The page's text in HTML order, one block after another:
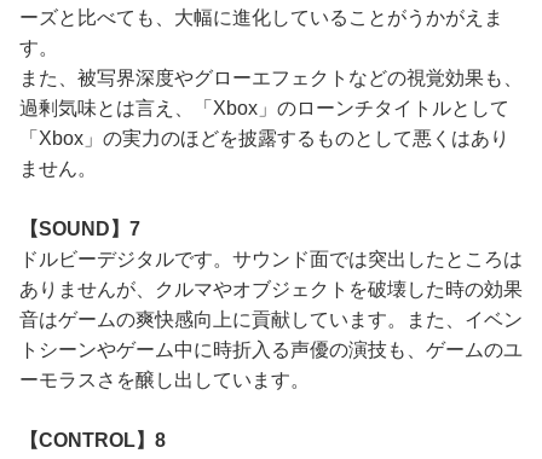
ーズと比べても、大幅に進化していることがうかがえま
す。
また、被写界深度やグローエフェクトなどの視覚効果も、
過剰気味とは言え、「Xbox」のローンチタイトルとして
「Xbox」の実力のほどを披露するものとして悪くはあり
ません。
【SOUND】7
ドルビーデジタルです。サウンド面では突出したところは
ありませんが、クルマやオブジェクトを破壊した時の効果
音はゲームの爽快感向上に貢献しています。また、イベン
トシーンやゲーム中に時折入る声優の演技も、ゲームのユ
ーモラスさを醸し出しています。
【CONTROL】8